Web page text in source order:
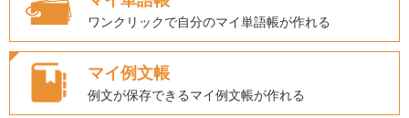
ワンクリックで自分のマイ単語帳が作れる
マイ例文帳
例文が保存できるマイ例文帳が作れる